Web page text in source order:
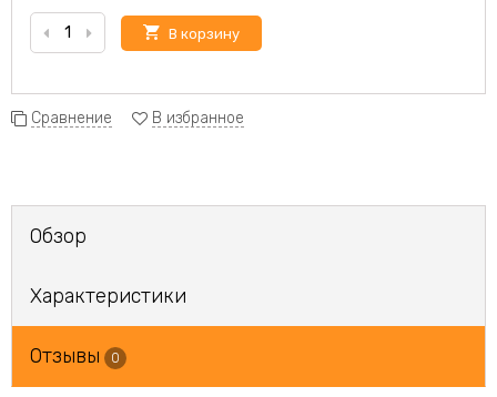
В корзину
Сравнение В избранное
Обзор
Характеристики
Отзывы 0